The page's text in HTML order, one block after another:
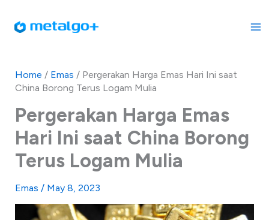
Home / Emas / Pergerakan Harga Emas Hari Ini saat
China Borong Terus Logam Mulia
Pergerakan Harga Emas
Hari Ini saat China Borong
Terus Logam Mulia
Emas / May 8, 2023